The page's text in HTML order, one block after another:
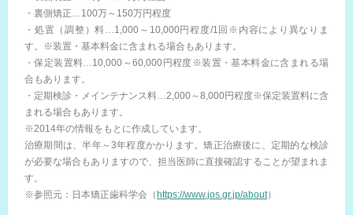
・裏側矯正…100万～150万円程度
・処置（調整）料…1,000～10,000円程度/1回※内容により異なりま
す。※装置・基本料金に含まれる場合もあります。
・保定装置料…10,000～60,000円程度※装置・基本料金に含まれる場
合もあります。
・定期検診・メインテナンス料…2,000～8,000円程度※保定装置料に含
まれる場合もあります。
※2014年の情報をもとに作成しています。
治療期間は、半年～3年程度かかります。矯正治療後に、定期的な検診
が必要な場合もありますので、担当医師に直接確認することが望まれま
す。
※参照元：日本矯正歯科学会（ https://www.jos.gr.jp/about）